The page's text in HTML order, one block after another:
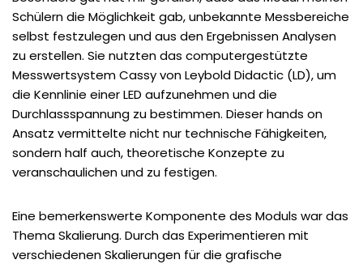
Schülern die Möglichkeit gab, unbekannte Messbereiche
selbst festzulegen und aus den Ergebnissen Analysen
zu erstellen. Sie nutzten das computergestützte
Messwertsystem Cassy von Leybold Didactic (LD), um
die Kennlinie einer LED aufzunehmen und die
Durchlassspannung zu bestimmen. Dieser hands on
Ansatz vermittelte nicht nur technische Fähigkeiten,
sondern half auch, theoretische Konzepte zu
veranschaulichen und zu festigen.
Eine bemerkenswerte Komponente des Moduls war das
Thema Skalierung. Durch das Experimentieren mit
verschiedenen Skalierungen für die grafische